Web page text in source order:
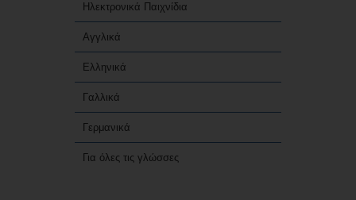
Ηλεκτρονικά Παιχνίδια
Αγγλικά
Ελληνικά
Γαλλικά
Γερμανικά
Για όλες τις γλώσσες